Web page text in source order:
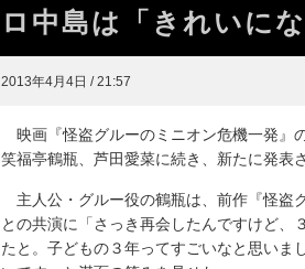
ロ中島は「きれいにな
2013年4月4日 / 21:57
映画『怪盗グルーのミニオン危機一発』
笑福亭鶴瓶、芦田愛菜に続き、新たに発表
主人公・グルー役の鶴瓶は、前作『怪盗
との共演に「さっき再会したんですけど、
たと。子どもの３年ってすごいなと思いま